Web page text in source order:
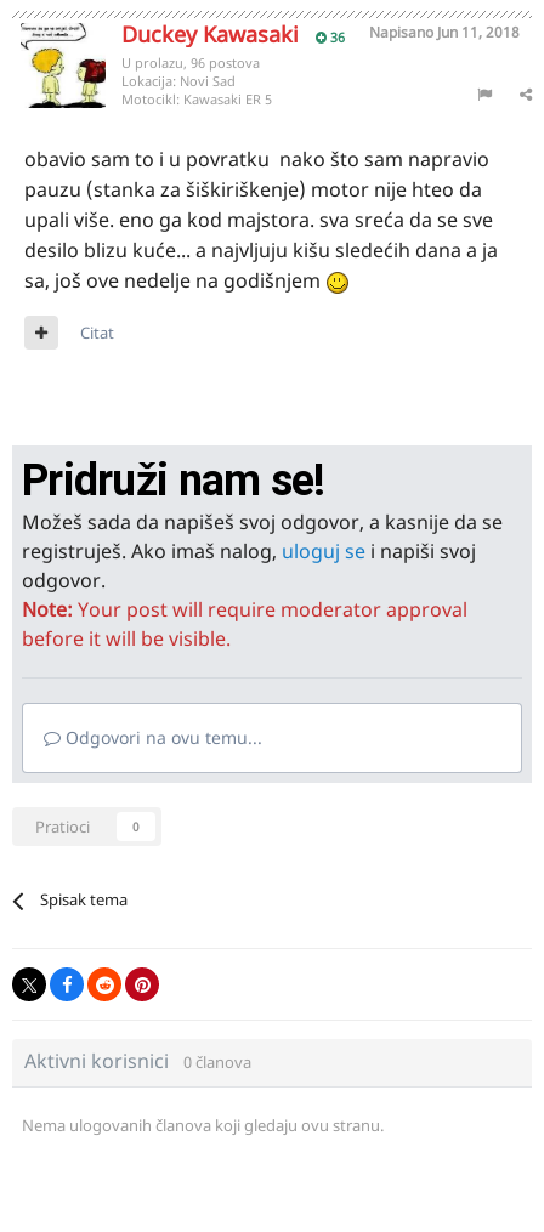
Duckey Kawasaki 36 Napisano Jun 11, 2018
U prolazu, 96 postova
Lokacija: Novi Sad
Motocikl: Kawasaki ER 5
obavio sam to i u povratku nako što sam napravio
pauzu (stanka za šiškiriškenje) motor nije hteo da
upali više. eno ga kod majstora. sva sreća da se sve
desilo blizu kuće... a najvljuju kišu sledećih dana a ja
sa, još ove nedelje na godišnjem
Citat
Pridruži nam se!
Možeš sada da napišeš svoj odgovor, a kasnije da se
registruješ. Ako imaš nalog, uloguj se i napiši svoj
odgovor.
Note: Your post will require moderator approval
before it will be visible.
Odgovori na ovu temu...
Pratioci 0
Spisak tema
Aktivni korisnici 0 članova
Nema ulogovanih članova koji gledaju ovu stranu.